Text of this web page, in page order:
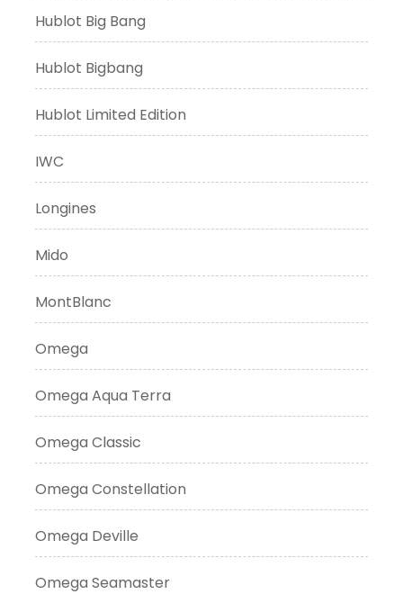
Hublot Big Bang
Hublot Bigbang
Hublot Limited Edition
IWC
Longines
Mido
MontBlanc
Omega
Omega Aqua Terra
Omega Classic
Omega Constellation
Omega Deville
Omega Seamaster